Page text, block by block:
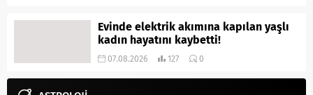
Evinde elektrik akımına kapılan yaşlı
kadın hayatını kaybetti!
07.08.2026 127 0